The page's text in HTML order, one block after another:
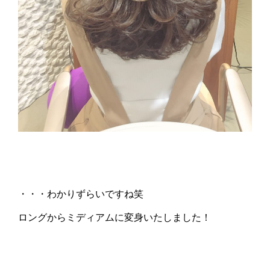
・・・わかりずらいですね笑
ロングからミディアムに変身いたしました！